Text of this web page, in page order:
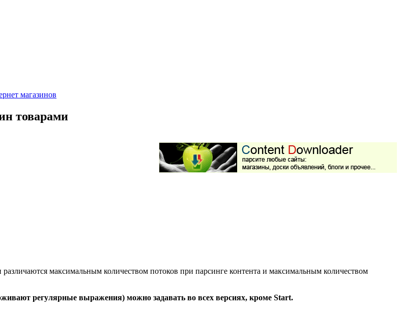
товарами
максимальным количеством потоков при парсинге контента и максимальным количеством
регулярные выражения) можно задавать во всех версиях, кроме Start.